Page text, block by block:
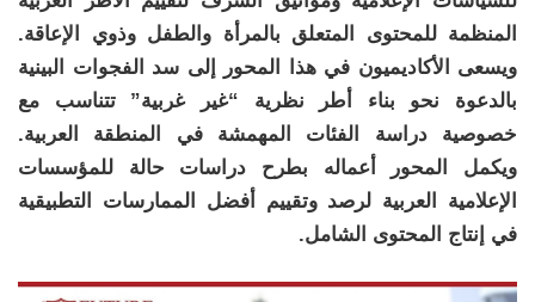
المنظمة للمحتوى المتعلق بالمرأة والطفل وذوي الإعاقة.
ويسعى الأكاديميون في هذا المحور إلى سد الفجوات البينية
بالدعوة نحو بناء أطر نظرية “غير غربية” تتناسب مع
خصوصية دراسة الفئات المهمشة في المنطقة العربية.
ويكمل المحور أعماله بطرح دراسات حالة للمؤسسات
الإعلامية العربية لرصد وتقييم أفضل الممارسات التطبيقية
في إنتاج المحتوى الشامل.